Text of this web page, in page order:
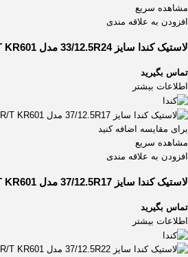
مشاهده سریع
افزودن به علاقه مندی
لاستیک کندا سایز 33/12.5R24 مدل Klever R/T KR601
تماس بگیرید
اطلاعات بیشتر
برای مقایسه اضافه کنید
مشاهده سریع
افزودن به علاقه مندی
لاستیک کندا سایز 37/12.5R17 مدل Klever R/T KR601
تماس بگیرید
اطلاعات بیشتر